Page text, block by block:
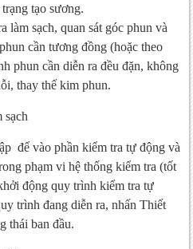
tạo sương.
làm sạch, quan sát góc phun và
cần tương đồng (hoặc theo
phun cần diễn ra đều đặn, không
thay thế kim phun.
sạch
để vào phần kiểm tra tự động và
phạm vi hệ thống kiểm tra (tốt
động quy trình kiểm tra tự
trình đang diễn ra, nhấn Thiết
thái ban đầu.